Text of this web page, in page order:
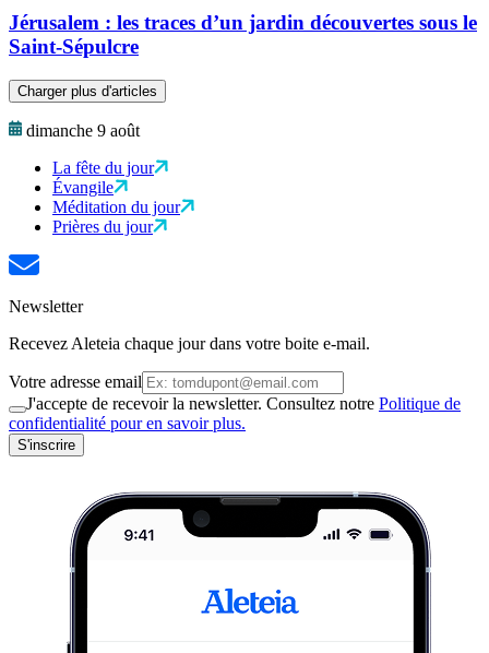
Jérusalem : les traces d’un jardin découvertes sous le
Saint-Sépulcre
Charger plus d'articles
dimanche 9 août
La fête du jour
Évangile
Méditation du jour
Prières du jour
Newsletter
Recevez Aleteia chaque jour dans votre boite e-mail.
Votre adresse email
J'accepte de recevoir la newsletter. Consultez notre Politique de
confidentialité pour en savoir plus.
S'inscrire